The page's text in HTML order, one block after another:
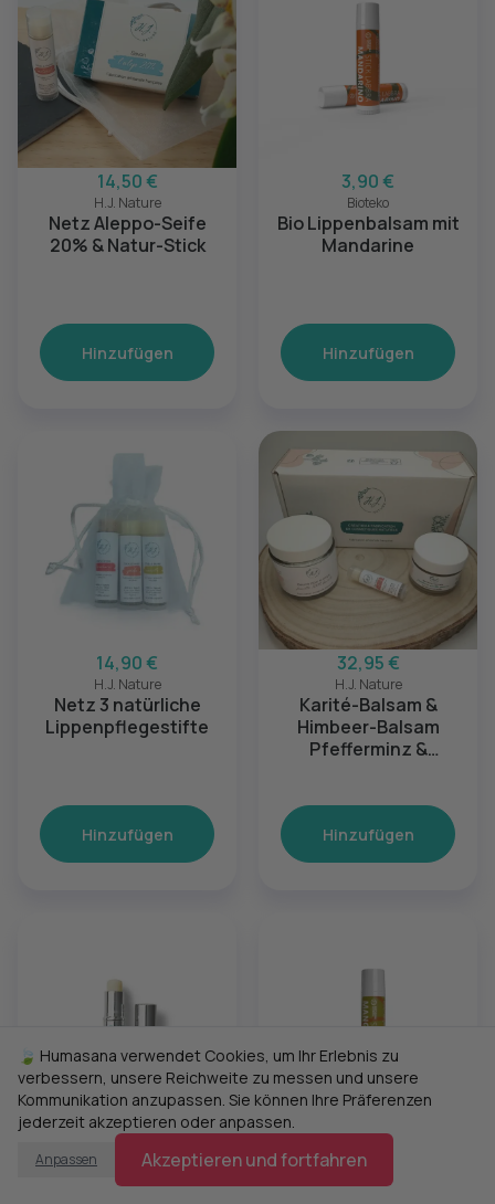
14,50 €
H.J. Nature
Netz Aleppo-Seife
20% & Natur-Stick
Hinzufügen
3,90 €
Bioteko
Bio Lippenbalsam mit
Mandarine
Hinzufügen
14,90 €
H.J. Nature
Netz 3 natürliche
Lippenpflegestifte
Hinzufügen
32,95 €
H.J. Nature
Karité-Balsam &
Himbeer-Balsam
Pfefferminz &
Hinzufügen
29,00 €
Rivoli
For Your Lips
3,90 €
Bioteko
Biologisches
🍃 Humasana verwendet Cookies, um Ihr Erlebnis zu
verbessern, unsere Reichweite zu messen und unsere
Kommunikation anzupassen. Sie können Ihre Präferenzen
jederzeit akzeptieren oder anpassen.
Anpassen Akzeptieren und fortfahren